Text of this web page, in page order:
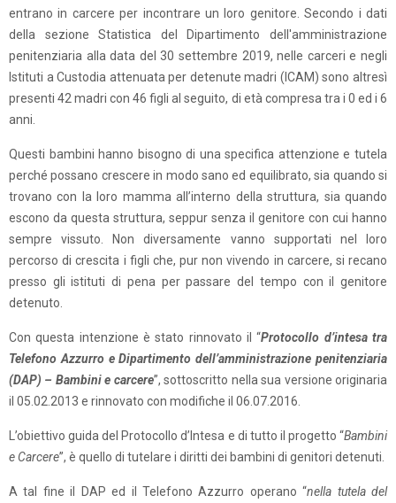
entrano in carcere per incontrare un loro genitore. Secondo i dati
della sezione Statistica del Dipartimento dell'amministrazione
penitenziaria alla data del 30 settembre 2019, nelle carceri e negli
Istituti a Custodia attenuata per detenute madri (ICAM) sono altresì
presenti 42 madri con 46 figli al seguito, di età compresa tra i 0 ed i 6
anni.
Questi bambini hanno bisogno di una specifica attenzione e tutela
perché possano crescere in modo sano ed equilibrato, sia quando si
trovano con la loro mamma all’interno della struttura, sia quando
escono da questa struttura, seppur senza il genitore con cui hanno
sempre vissuto. Non diversamente vanno supportati nel loro
percorso di crescita i figli che, pur non vivendo in carcere, si recano
presso gli istituti di pena per passare del tempo con il genitore
detenuto.
Con questa intenzione è stato rinnovato il “Protocollo d’intesa tra
Telefono Azzurro e Dipartimento dell’amministrazione penitenziaria
(DAP) – Bambini e carcere”, sottoscritto nella sua versione originaria
il 05.02.2013 e rinnovato con modifiche il 06.07.2016.
L’obiettivo guida del Protocollo d’Intesa e di tutto il progetto “Bambini
e Carcere”, è quello di tutelare i diritti dei bambini di genitori detenuti.
A tal fine il DAP ed il Telefono Azzurro operano “nella tutela del